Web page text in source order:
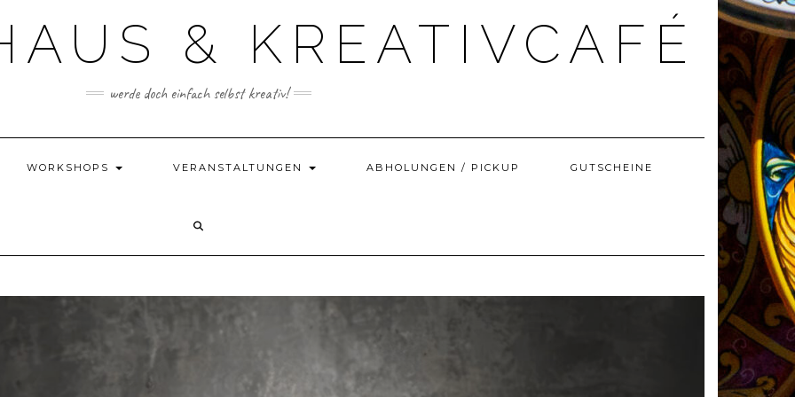
& KREATIVCAFÉ
werde doch einfach selbst kreativ!
WORKSHOPS VERANSTALTUNGEN ABHOLUNGEN / PICKUP GUTSCHEINE